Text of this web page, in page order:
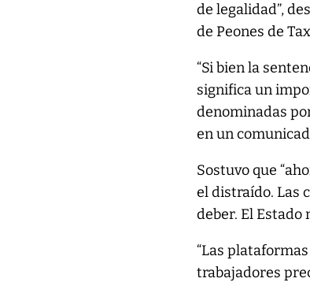
de legalidad”,
de Peones de
“Si bien la
significa un
denominadas
en un
Sostuvo que
el distraído. Las
deber. El Estado
“Las
trabajadores